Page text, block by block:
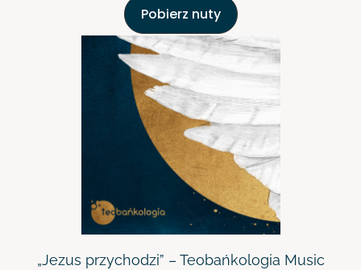
Pobierz nuty
„Jezus przychodzi” – Teobańkologia Music